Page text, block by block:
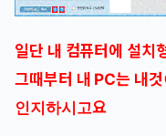
일단 내 컴퓨터에 설치
그때부터 내 PC는 내
인지하시고요